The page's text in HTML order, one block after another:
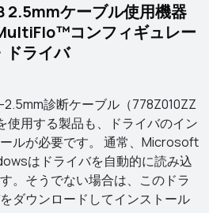
2.5mmケーブル使用機器
コンフィギュレー
ドライバ
2.5mm診断ケーブル（778Z010ZZ
使用する製品も、ドライバのイン
ルが必要です。 通常、Microsoft
はドライバを自動的に読み込
。そうでない場合は、このドラ
ダウンロードしてインストール